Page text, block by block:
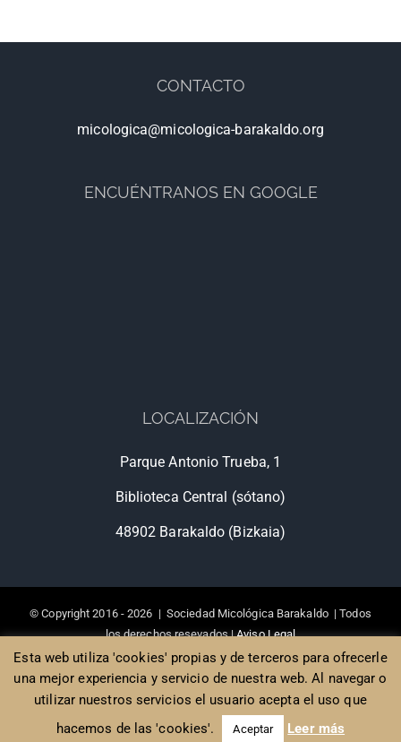
CONTACTO
micologica@micologica-barakaldo.org
ENCUÉNTRANOS EN GOOGLE
LOCALIZACIÓN
Parque Antonio Trueba, 1
Biblioteca Central (sótano)
48902 Barakaldo (Bizkaia)
© Copyright 2016 -2026 | Sociedad Micológica Barakaldo | Todos
los derechos resevados |Aviso Legal
Diseño de Páginas web Bilbao, Poison Estudio
Facebook
Esta web utiliza 'cookies' propias y de terceros para ofrecerle
una mejor experiencia y servicio de nuestra web. Al navegar o
utilizar nuestros servicios el usuario acepta el uso que
hacemos de las 'cookies'.
Aceptar Leer más